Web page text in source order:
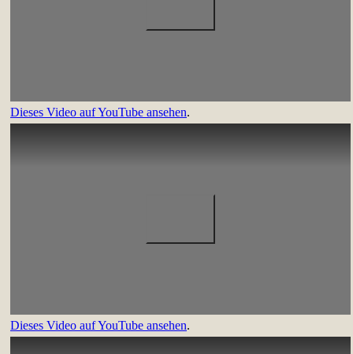
Dieses Video auf YouTube ansehen.
Dieses Video auf YouTube ansehen.